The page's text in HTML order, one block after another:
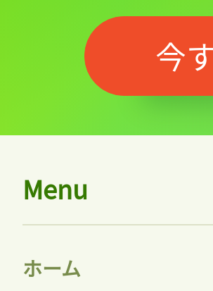
記事をお
今
Menu
ホーム